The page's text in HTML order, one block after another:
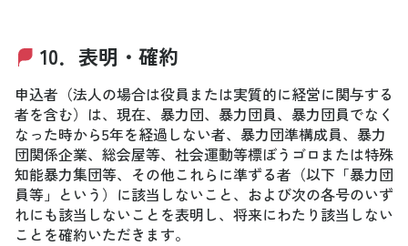
10．表明・確約
申込者（法人の場合は役員または実質的に経営に関与する
者を含む）は、現在、暴力団、暴力団員、暴力団員でなく
なった時から5年を経過しない者、暴力団準構成員、暴力
団関係企業、総会屋等、社会運動等標ぼうゴロまたは特殊
知能暴力集団等、その他これらに準ずる者（以下「暴力団
員等」という）に該当しないこと、および次の各号のいず
れにも該当しないことを表明し、将来にわたり該当しない
ことを確約いただきます。